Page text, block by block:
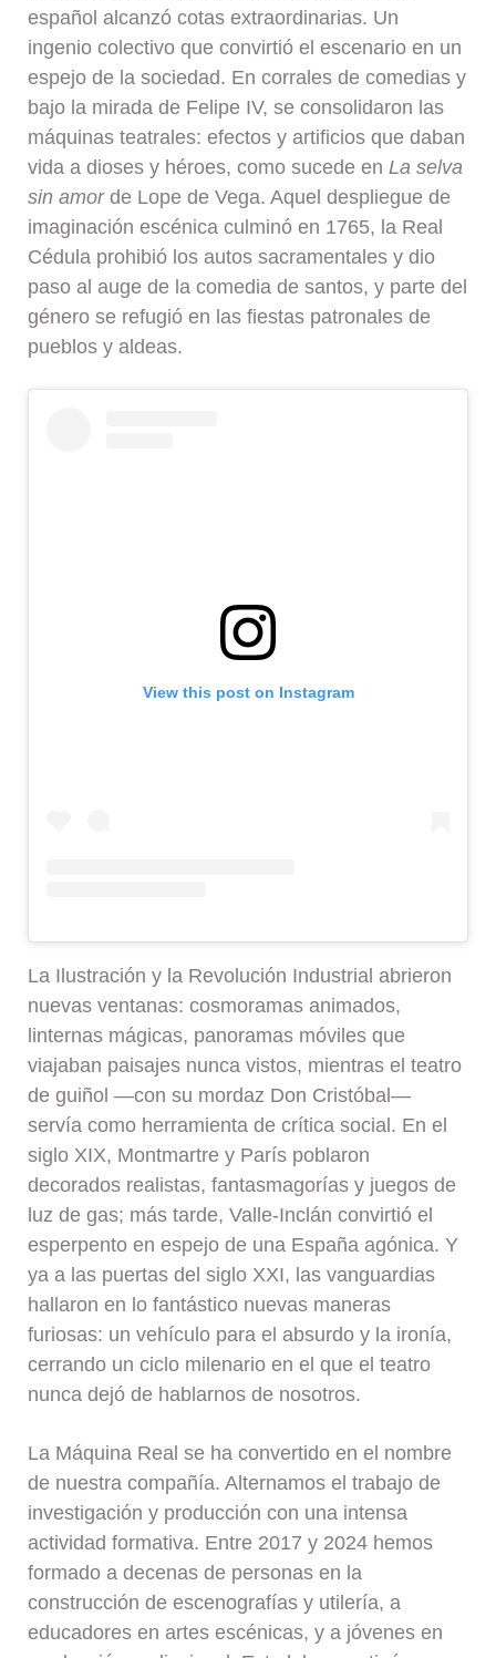
español alcanzó cotas extraordinarias. Un
ingenio colectivo que convirtió el escenario en un
espejo de la sociedad. En corrales de comedias y
bajo la mirada de Felipe IV, se consolidaron las
máquinas teatrales: efectos y artificios que daban
vida a dioses y héroes, como sucede en La selva
sin amorde Lope de Vega. Aquel despliegue de
imaginación escénica culminó en 1765, la Real
Cédula prohibió los autos sacramentales y dio
paso al auge de la comedia de santos, y parte del
género se refugió en las fiestas patronales de
pueblos y aldeas.
View this post on Instagram
La Ilustración y la Revolución Industrial abrieron
nuevas ventanas: cosmoramas animados,
linternas mágicas, panoramas móviles que
viajaban paisajes nunca vistos, mientras el teatro
de guiñol —con su mordaz Don Cristóbal—
servía como herramienta de crítica social. En el
siglo XIX, Montmartre y París poblaron
decorados realistas, fantasmagorías y juegos de
luz de gas; más tarde, Valle-Inclán convirtió el
esperpento en espejo de una España agónica. Y
ya a las puertas del siglo XXI, las vanguardias
hallaron en lo fantástico nuevas maneras
furiosas: un vehículo para el absurdo y la ironía,
cerrando un ciclo milenario en el que el teatro
nunca dejó de hablarnos de nosotros.
La Máquina Real se ha convertido en el nombre
de nuestra compañía. Alternamos el trabajo de
investigación y producción con una intensa
actividad formativa. Entre 2017 y 2024 hemos
formado a decenas de personas en la
construcción de escenografías y utilería, a
educadores en artes escénicas, y a jóvenes en